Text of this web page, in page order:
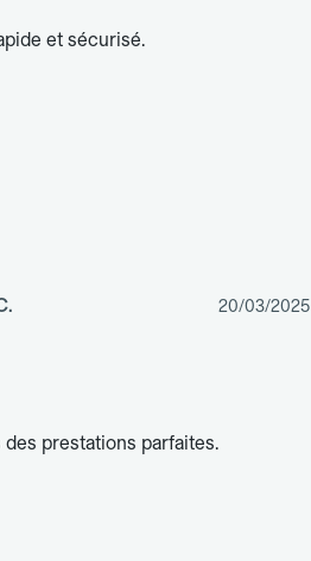
et sécurisé.
20/03/2025
des prestations parfaites.